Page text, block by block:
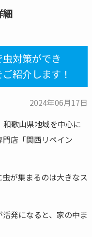
細
虫対策ができ
紹介します！
2024年06月17日
歌山県地域を中心に
店「関西リペイン
が集まるのは大きなス
発になると、家の中ま